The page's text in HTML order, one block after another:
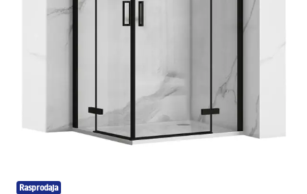
Rasprodaja